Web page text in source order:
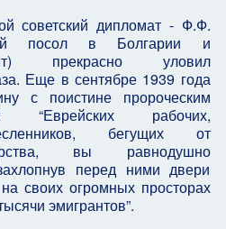
советский дипломат - Ф.Ф.
посол в Болгарии и
прекрасно уловил
Еще в сентябре 1939 года
с поистине пророческим
“Еврейских рабочих,
бегущих от
вы равнодушно
перед ними двери
своих огромных просторах
эмигрантов”.